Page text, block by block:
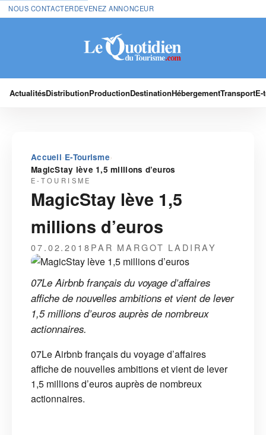
NOUS CONTACTERDEVENEZ ANNONCEUR
ActualitésDistributionProductionDestinationHébergementTransport
Accueil›E-Tourisme›
MagicStay lève 1,5 millions d’euros
E-TOURISME
MagicStay lève 1,5
millions d’euros
07.02.2018PAR MARGOT LADIRAY
07Le Airbnb français du voyage d’affaires
affiche de nouvelles ambitions et vient de lever
1,5 millions d’euros auprès de nombreux
actionnaires.
07Le Airbnb français du voyage d’affaires
affiche de nouvelles ambitions et vient de lever
1,5 millions d’euros auprès de nombreux
actionnaires.